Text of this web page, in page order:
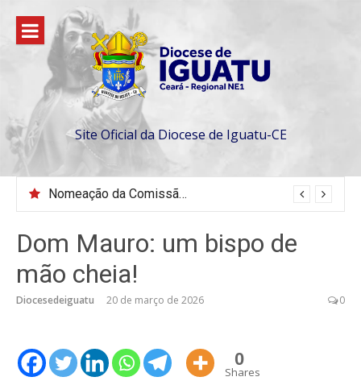
para
conteúdo
Site Oficial da Diocese de Iguatu-CE
Nomeação da Comissão da Escola Diaconal São Lourenço
Dom Mauro: um bispo de
mão cheia!
Diocesedeiguatu 20 de março de 2026 0
0
Shares